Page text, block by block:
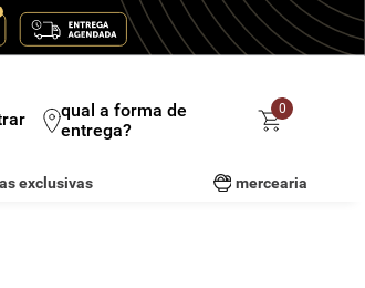
qual a forma de
entrega?
0
exclusivas mercearia